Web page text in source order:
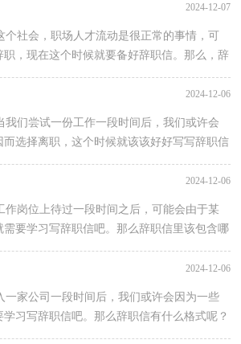
2024-12-07
社会，职场人才流动是很正常的事情，可
，现在这个时候就要备好辞职信。那么，辞
2024-12-06
们尝试一份工作一段时间后，我们或许会
而选择离职，这个时候就该该好好写写辞职信
2024-12-06
岗位上待过一段时间之后，可能会由于某
要学习写辞职信吧。那么辞职信里该包含哪
理的幼儿园辞职信，欢迎阅读...
2024-12-06
家公司一段时间后，我们或许会因为一些
习写辞职信吧。那么辞职信有什么格式呢？